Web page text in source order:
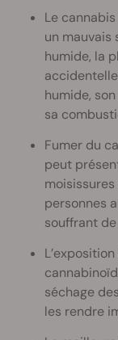
Le
un mauvais
humide, la
humide,
sa
Fumer du
peut
personnes
souffrant
séchage
les rendre